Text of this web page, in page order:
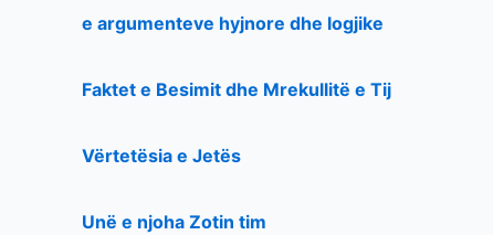
e argumenteve hyjnore dhe logjike
Faktet e Besimit dhe Mrekullitë e Tij
Vërtetësia e Jetës
Unë e njoha Zotin tim